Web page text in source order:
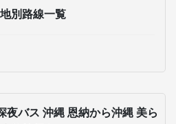
別路線一覧
夜バス 沖縄 恩納から沖縄 美ら